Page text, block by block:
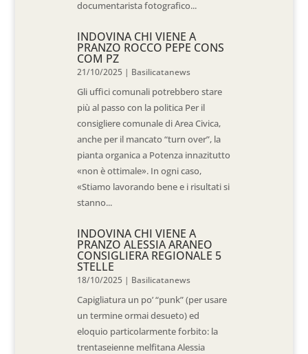
documentarista fotografico...
INDOVINA CHI VIENE A
PRANZO ROCCO PEPE CONS
COM PZ
21/10/2025 | Basilicatanews
Gli uffici comunali potrebbero stare
più al passo con la politica Per il
consigliere comunale di Area Civica,
anche per il mancato “turn over”, la
pianta organica a Potenza innazitutto
«non è ottimale». In ogni caso,
«Stiamo lavorando bene e i risultati si
stanno...
INDOVINA CHI VIENE A
PRANZO ALESSIA ARANEO
CONSIGLIERA REGIONALE 5
STELLE
18/10/2025 | Basilicatanews
Capigliatura un po’ “punk” (per usare
un termine ormai desueto) ed
eloquio particolarmente forbito: la
trentaseienne melfitana Alessia